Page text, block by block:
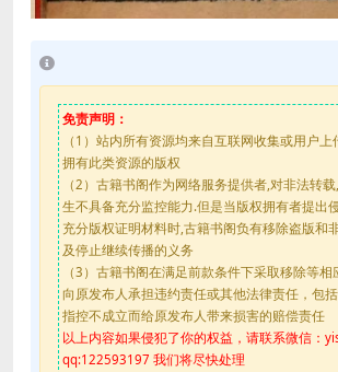
免责声明：
（1）站内所有资源均来自互联网收集或用户
拥有此类资源的版权
（2）古籍书阁作为网络服务提供者,对非法转
生不具备充分监控能力.但是当版权拥有者提出
充分版权证明材料时,古籍书阁负有移除盗版和
及停止继续传播的义务
（3）古籍书阁在满足前款条件下采取移除等
向原发布人承担违约责任或其他法律责任，包
指控不成立而给原发布人带来损害的赔偿责任
以上内容如果侵犯了你的权益，请联系微信：
qq:122593197 我们将尽快处理